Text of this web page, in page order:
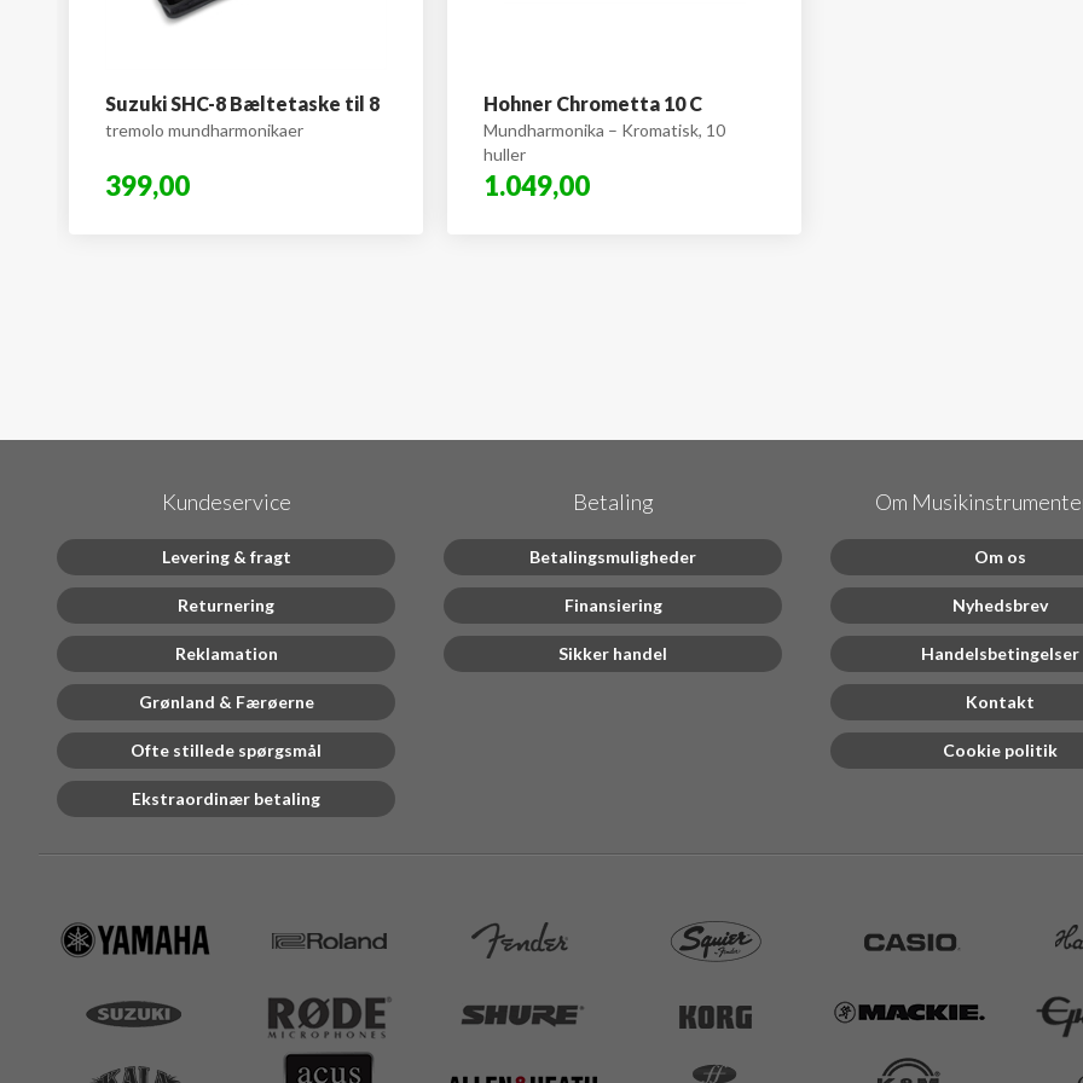
Suzuki SHC-8 Bæltetaske til 8
tremolo mundharmonikaer
399,00
Hohner Chrometta 10 C
Mundharmonika – Kromatisk, 10
huller
1.049,00
Kundeservice
Levering & fragt
Returnering
Reklamation
Grønland & Færøerne
Ofte stillede spørgsmål
Ekstraordinær betaling
Betaling
Betalingsmuligheder
Finansiering
Sikker handel
Om
Om os
Nyhedsbrev
Handelsbetingelser
Kontakt
Cookie politik